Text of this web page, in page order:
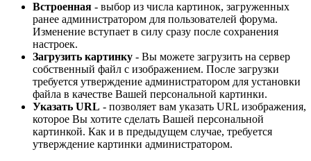
Встроенная - выбор из числа картинок, загруженных
ранее администратором для пользователей форума.
Изменение вступает в силу сразу после сохранения
настроек.
Загрузить картинку - Вы можете загрузить на сервер
собственный файл с изображением. После загрузки
требуется утверждение администратором для установки
файла в качестве Вашей персональной картинки.
Указать URL - позволяет вам указать URL изображения,
которое Вы хотите сделать Вашей персональной
картинкой. Как и в предыдущем случае, требуется
утверждение картинки администратором.